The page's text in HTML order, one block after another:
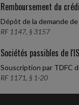
Remboursement du
Dépôt de la demande
RF 1147, § 3157
Sociétés passibles de
Souscription par TDFC
RF 1171, § 1-20